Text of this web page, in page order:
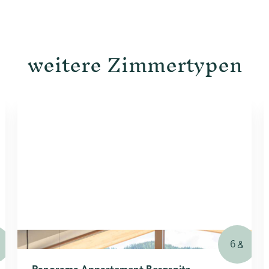
weitere Zimmertypen
6